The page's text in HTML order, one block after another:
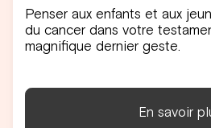
Penser aux enfants et aux
du cancer dans votre
magnifique dernier geste.
En savoir